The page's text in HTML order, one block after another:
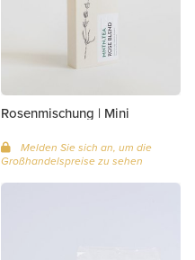
Rosenmischung | Mini
Melden Sie sich an, um die
Großhandelspreise zu sehen